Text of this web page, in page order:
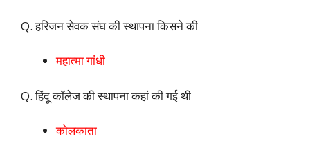
Q. हरिजन सेवक संघ की स्थापना किसने की
महात्मा गांधी
Q. हिंदू कॉलेज की स्थापना कहां की गई थी
कोलकाता